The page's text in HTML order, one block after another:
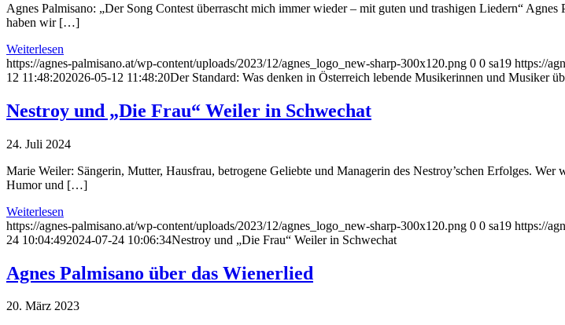
Agnes Palmisano: „Der Song Contest überrascht mich immer wieder – mit guten und trashigen Liedern“
haben wir […]
Weiterlesen
https://agnes-palmisano.at/wp-content/uploads/2023/12/agnes_logo_new-sharp-300x120.png 0 0 sa19 https://
12 11:48:202026-05-12 11:48:20Der Standard: Was denken in Österreich lebende Musikerinnen und Musiker
Nestroy und „Die Frau“ Weiler in Schwechat
24. Juli 2024
Marie Weiler: Sängerin, Mutter, Hausfrau, betrogene Geliebte und Managerin des Nestroy’schen Erfolges.
Humor und […]
Weiterlesen
https://agnes-palmisano.at/wp-content/uploads/2023/12/agnes_logo_new-sharp-300x120.png 0 0 sa19 https://
24 10:04:492024-07-24 10:06:34Nestroy und „Die Frau“ Weiler in Schwechat
Agnes Palmisano über das Wienerlied
20. März 2023